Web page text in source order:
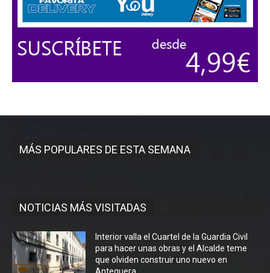
MÁS POPULARES DE ESTA SEMANA
NOTICIAS MÁS VISITADAS
Interior valla el Cuartel de la Guardia Civil
para hacer unas obras y el Alcalde teme
que olviden construir uno nuevo en